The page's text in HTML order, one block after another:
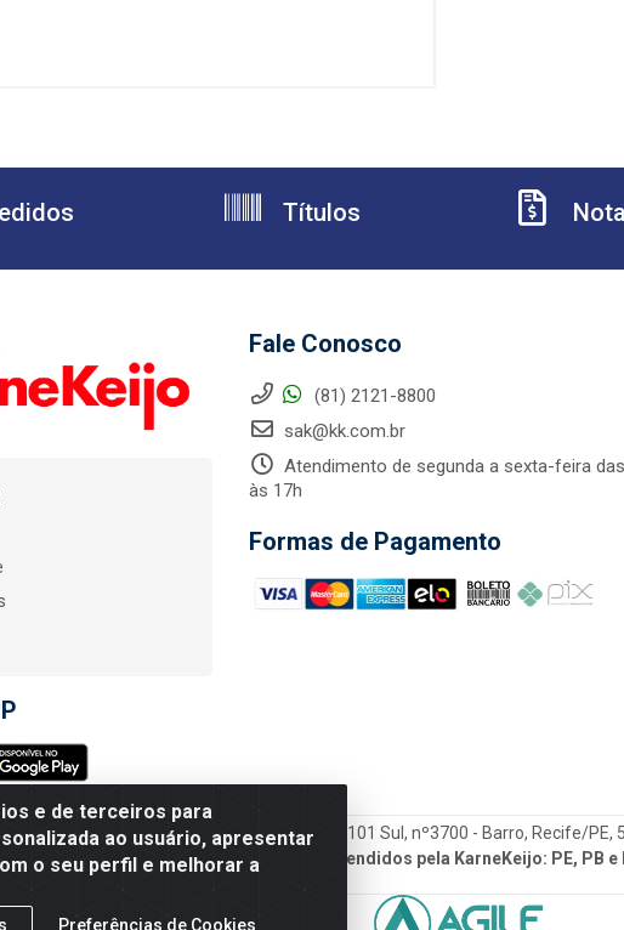
e de terceiros para
ao usuário, apresentar
o seu perfil e melhorar a
Preferências de Cookies
Títulos
Fale Conosco
(81) 2121-8800
sak@kk.com.br
Atendimento de segunda a sexta-feira
às 17h
Formas de Pagamento
KarneKeijo Logistica Integrada LTDA - Rod. Br-101 Sul, nº3700 - Barro, Recife/
Estados atendidos pela KarneKeijo: PE, PB e